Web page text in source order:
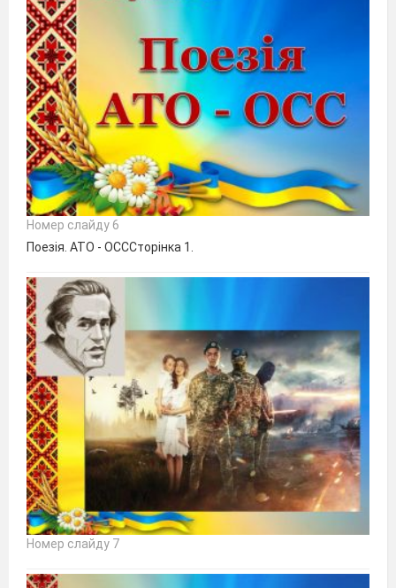
Номер слайду 6
Поезія. АТО - ОСССторінка 1.
Номер слайду 7